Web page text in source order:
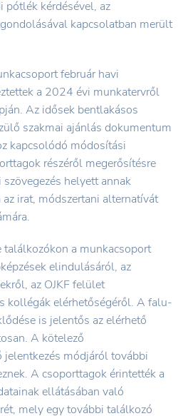
pótlék kérdésével, az
kapcsolatban merült
február havi
a 2024 évi munkatervről
Az idősek bentlakásos
szakmai ajánlás dokumentum
kapcsolódó módosítási
részéről megerősítésre
helyett annak
irat, módszertani alternatívát
a munkacsoport
elindulásáról, az
az OJKF felület
kollégák elérhetőségéről. A falu-
is jelentős az elérhető
A kötelező
jelentkezés módjáról további
A csoporttagok érintették a
ellátásában való
mely egy további találkozó